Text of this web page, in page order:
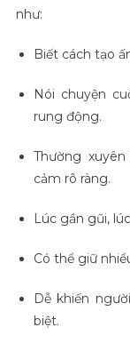
như:
Biết cách tạo
Nói chuyện
rung động.
Thường
cảm rõ ràng.
Lúc gần gũi,
Có thể giữ
Dễ khiến
biệt.